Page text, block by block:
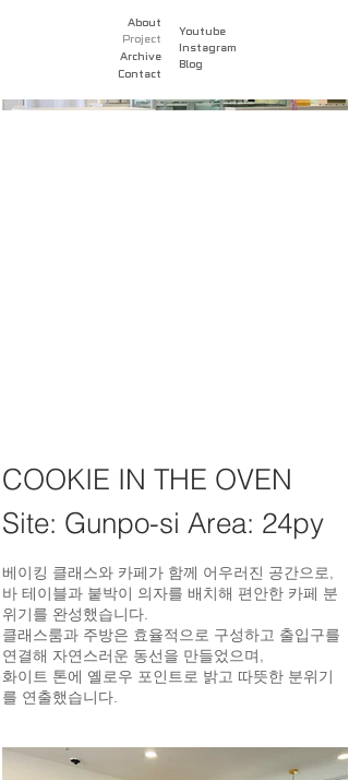
About
Project
Archive
Contact
Youtube
Instagram
Blog
COOKIE IN THE OVEN
Site: Gunpo-si Area: 24py
베이킹 클래스와 카페가 함께 어우러진 공간으로,
바 테이블과 붙박이 의자를 배치해 편안한 카페 분
위기를 완성했습니다.
클래스룸과 주방은 효율적으로 구성하고 출입구를
연결해 자연스러운 동선을 만들었으며,
화이트 톤에 옐로우 포인트로 밝고 따뜻한 분위기
를 연출했습니다.